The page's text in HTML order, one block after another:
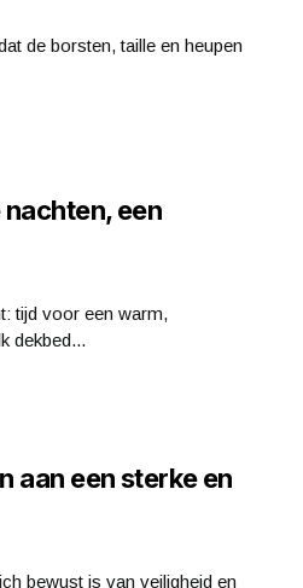
de borsten, taille en heupen
een
tijd voor een warm,
dekbed...
aan een sterke en
bewust is van veiligheid en